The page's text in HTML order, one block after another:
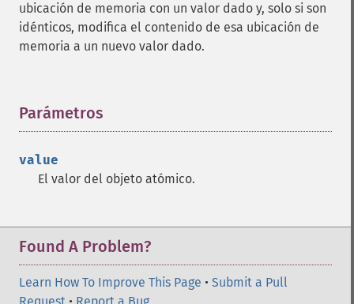
ubicación de memoria con un valor dado y, solo si son
idénticos, modifica el contenido de esa ubicación de
memoria a un nuevo valor dado.
Parámetros
value
El valor del objeto atómico.
Found A Problem?
Learn How To Improve This Page • Submit a Pull